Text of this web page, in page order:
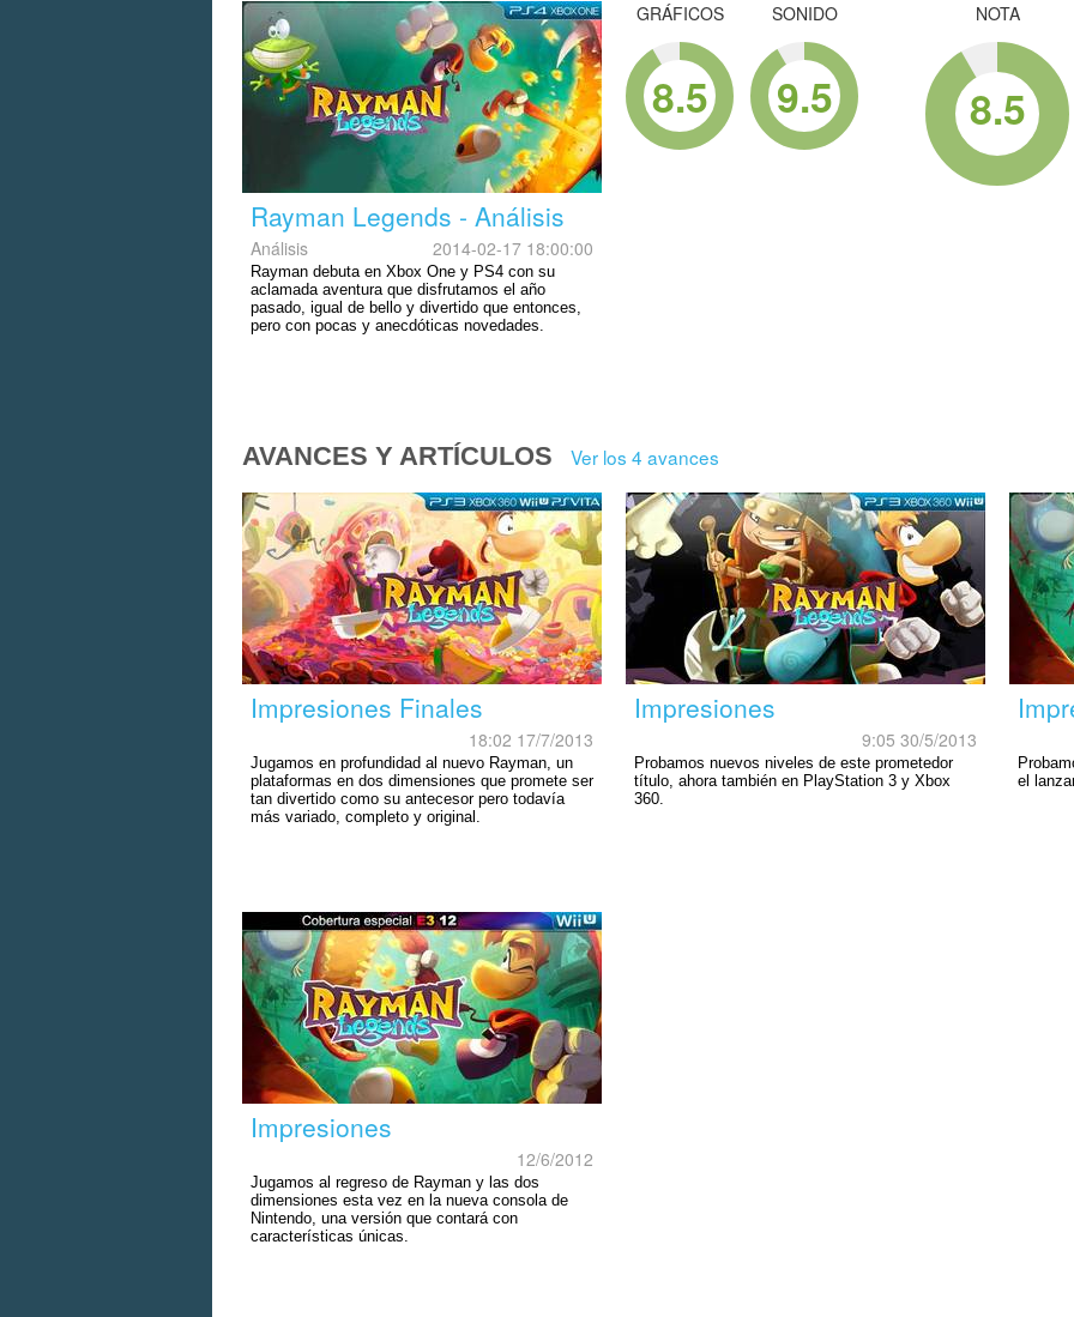
Rayman Legends - Análisis
Análisis 2014-02-17 18:00:00
Rayman debuta en Xbox One y PS4 con su
aclamada aventura que disfrutamos el año
pasado, igual de bello y divertido que entonces,
pero con pocas y anecdóticas novedades.
GRÁFICOS
8.5
SONIDO
9.5
NOTA
8.5
AVANCES Y ARTÍCULOS Ver los 4 avances
Impresiones Finales
18:02 17/7/2013
Jugamos en profundidad al nuevo Rayman, un
plataformas en dos dimensiones que promete ser
tan divertido como su antecesor pero todavía
más variado, completo y original.
Impresiones
9:05 30/5/2013
Probamos nuevos niveles de este prometedor
título, ahora también en PlayStation 3 y Xbox
360.
el
Impresiones
12/6/2012
Jugamos al regreso de Rayman y las dos
dimensiones esta vez en la nueva consola de
Nintendo, una versión que contará con
características únicas.